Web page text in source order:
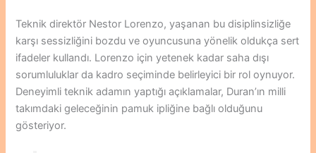
Teknik direktör Nestor Lorenzo, yaşanan bu disiplinsizliğe
karşı sessizliğini bozdu ve oyuncusuna yönelik oldukça sert
ifadeler kullandı. Lorenzo için yetenek kadar saha dışı
sorumluluklar da kadro seçiminde belirleyici bir rol oynuyor.
Deneyimli teknik adamın yaptığı açıklamalar, Duran’ın milli
takımdaki geleceğinin pamuk ipliğine bağlı olduğunu
gösteriyor.